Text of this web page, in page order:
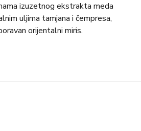
izuzetnog ekstrakta meda
uljima tamjana i čempresa,
orijentalni miris.